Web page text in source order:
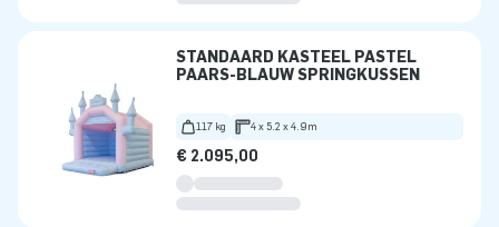
STANDAARD KASTEEL PASTEL
PAARS-BLAUW SPRINGKUSSEN
117 kg 4 x 5.2 x 4.9m
€ 2.095,00